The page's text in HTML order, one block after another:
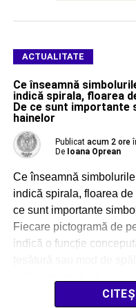
ACTUALITATE
Ce înseamnă
indică spirala, floarea
De ce sunt importante
hainelor
Publicat acum 2 ore
De Ioana Oprean
Ce înseamnă
indică spirala, floarea
ce sunt importante
Fiecare pictogramă de
indică o funcție